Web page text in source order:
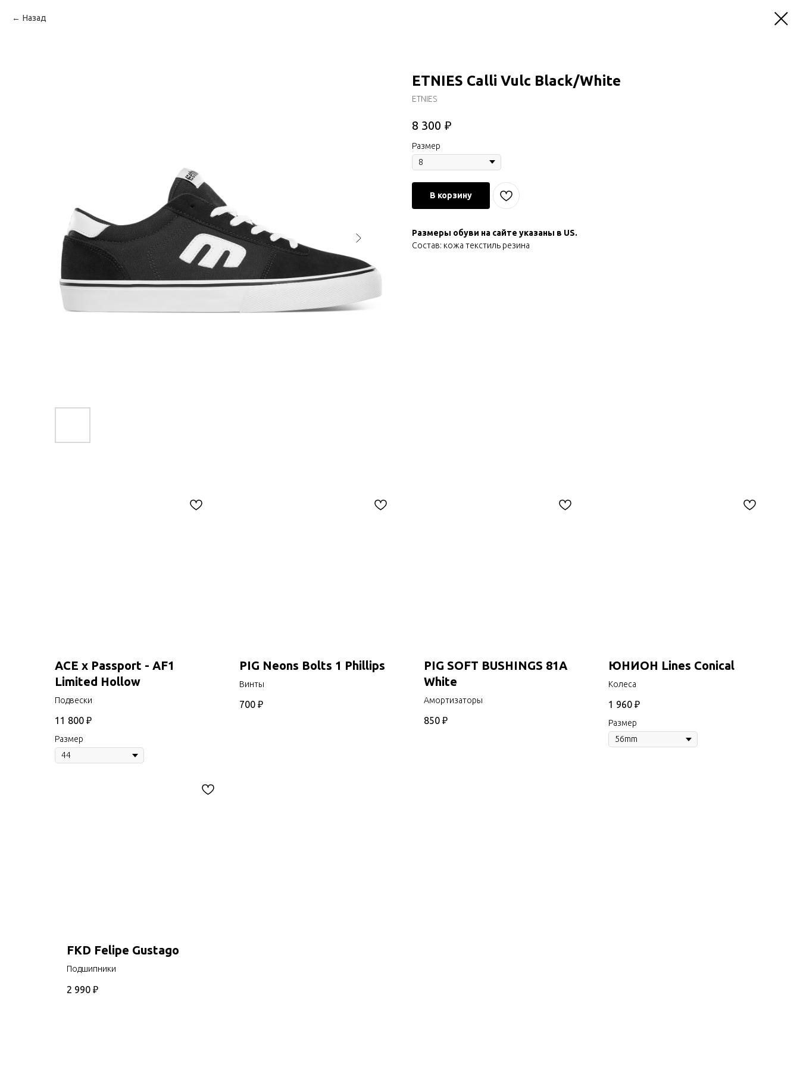
Назад
ETNIES Calli Vulc Black/White
ETNIES
8 300 ₽
Размер
В корзину
Размеры обуви на сайте указаны в US.
Состав: кожа текстиль резина
ACE x Passport - AF1
Limited Hollow
Подвески
11 800 ₽
Размер
PIG Neons Bolts 1 Phillips
Винты
700 ₽
PIG SOFT BUSHINGS 81A
White
Амортизаторы
850 ₽
ЮНИОН Lines Conical
Колеса
1 960 ₽
Размер
FKD Felipe Gustago
Подшипники
2 990 ₽